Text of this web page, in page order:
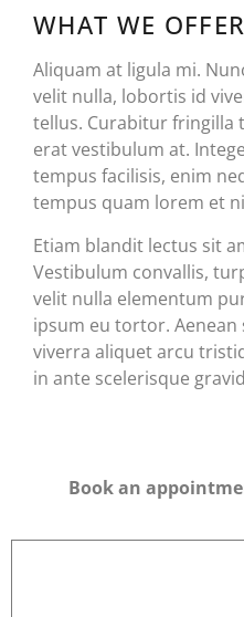
WHAT WE OFFER
Aliquam at ligula mi.
velit nulla, lobortis id
tellus. Curabitur fringilla
erat vestibulum at.
tempus facilisis, enim
tempus quam lorem et
Etiam blandit lectus sit
Vestibulum convallis,
velit nulla elementum
ipsum eu tortor.
viverra aliquet arcu
in ante scelerisque
Book an